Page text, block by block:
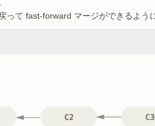
って fast-forward マージができるよう